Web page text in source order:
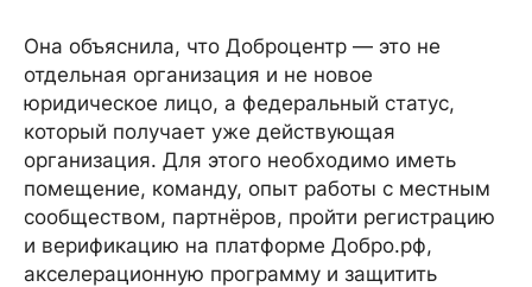
Она объяснила, что Доброцентр — это не
отдельная организация и не новое
юридическое лицо, а федеральный статус,
который получает уже действующая
организация. Для этого необходимо иметь
помещение, команду, опыт работы с местным
сообществом, партнёров, пройти регистрацию
и верификацию на платформе Добро.рф,
акселерационную программу и защитить